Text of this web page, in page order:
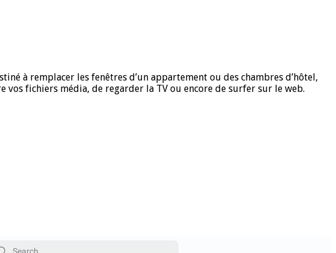
à remplacer les fenêtres d’un appartement ou des chambres d’hôtel,
fichiers média, de regarder la TV ou encore de surfer sur le web.